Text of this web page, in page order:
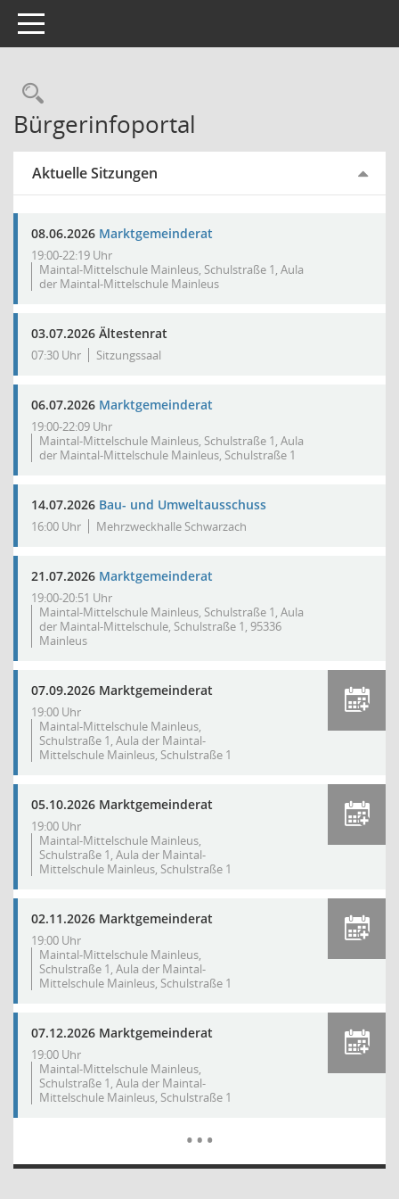
Toggle navigation
Rechercheauswahl
Bürgerinfoportal
Aktuelle Sitzungen
08.06.2026 Marktgemeinderat
19:00-22:19 Uhr
Maintal-Mittelschule Mainleus, Schulstraße 1, Aula
der Maintal-Mittelschule Mainleus
03.07.2026 Ältestenrat
07:30 Uhr Sitzungssaal
06.07.2026 Marktgemeinderat
19:00-22:09 Uhr
Maintal-Mittelschule Mainleus, Schulstraße 1, Aula
der Maintal-Mittelschule Mainleus, Schulstraße 1
14.07.2026 Bau- und Umweltausschuss
16:00 Uhr Mehrzweckhalle Schwarzach
21.07.2026 Marktgemeinderat
19:00-20:51 Uhr
Maintal-Mittelschule Mainleus, Schulstraße 1, Aula
der Maintal-Mittelschule, Schulstraße 1, 95336
Mainleus
07.09.2026 Marktgemeinderat
19:00 Uhr
Maintal-Mittelschule Mainleus,
Schulstraße 1, Aula der Maintal-
Mittelschule Mainleus, Schulstraße 1
05.10.2026 Marktgemeinderat
19:00 Uhr
Maintal-Mittelschule Mainleus,
Schulstraße 1, Aula der Maintal-
Mittelschule Mainleus, Schulstraße 1
02.11.2026 Marktgemeinderat
19:00 Uhr
Maintal-Mittelschule Mainleus,
Schulstraße 1, Aula der Maintal-
Mittelschule Mainleus, Schulstraße 1
07.12.2026 Marktgemeinderat
19:00 Uhr
Maintal-Mittelschule Mainleus,
Schulstraße 1, Aula der Maintal-
Mittelschule Mainleus, Schulstraße 1
…